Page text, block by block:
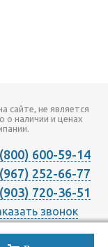
сайте, не является
наличии и ценах
600-59-14
252-66-77
720-36-51
звонок
оборудования для